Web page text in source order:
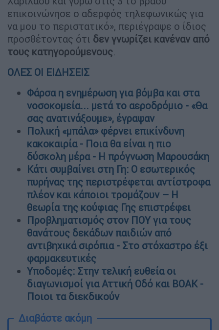
επικοινώνησε ο αδερφός τηλεφωνικώς για
να μου το περιστατικό», περιέγραψε ο ίδιος
προσθέτοντας ότι δεν γνωρίζει κανέναν από
τους κατηγορούμενους.
ΟΛΕΣ ΟΙ ΕΙΔΗΣΕΙΣ
Φάρσα η ενημέρωση για βόμβα και στα
νοσοκομεία... μετά το αεροδρόμιο - «Θα
σας ανατινάξουμε», έγραψαν
Πολική «μπάλα» φέρνει επικίνδυνη
κακοκαιρία - Ποια θα είναι η πιο
δύσκολη μέρα - Η πρόγνωση Μαρουσάκη
Κάτι συμβαίνει στη Γη: Ο εσωτερικός
πυρήνας της περιστρέφεται αντίστροφα
πλέον και κάποιοι τρομάζουν – Η
θεωρία της κούφιας Γης επιστρέφει
Προβληματισμός στον ΠΟΥ για τους
θανάτους δεκάδων παιδιών από
αντιβηχικά σιρόπια - Στο στόχαστρο έξι
φαρμακευτικές
Υποδομές: Στην τελική ευθεία οι
διαγωνισμοί για Αττική Οδό και ΒΟΑΚ -
Ποιοι τα διεκδικούν
Διαβάστε ακόμη